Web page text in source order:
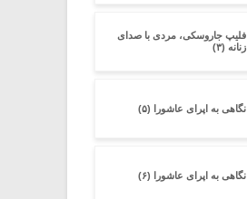
فلیپ جاروسکی، مردی با صدای
زنانه (۳)
نگاهی به اپرای عاشورا (۵)
نگاهی به اپرای عاشورا (۶)